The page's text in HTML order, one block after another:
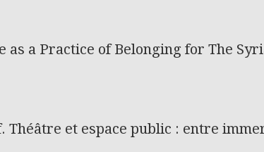
as a Practice of Belonging for The
Théâtre et espace public : entre